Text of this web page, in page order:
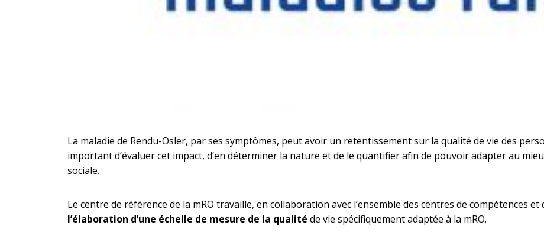
La maladie de Rendu-Osler, par ses symptômes, peut avoir un retentissement sur la qualité de vie des
important d’évaluer cet impact, d’en déterminer la nature et de le quantifier afin de pouvoir adapter au
sociale.
Le centre de référence de la mRO travaille, en collaboration avec l’ensemble des centres de compétences
l’élaboration d’une échelle de mesure de la qualité de vie spécifiquement adaptée à la mRO.